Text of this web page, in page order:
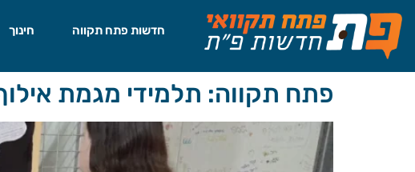
לתוכן
חדשות פתח תקווה חינוך
פתח תקווה: תלמידי מגמת